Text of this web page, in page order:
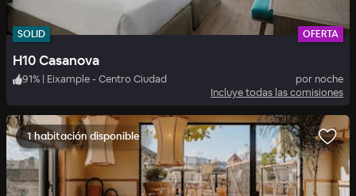
SOLID OFERTA
H10 Casanova
91% | Eixample - Centro Ciudad
por noche
Incluye todas las comisiones
1 habitación disponible